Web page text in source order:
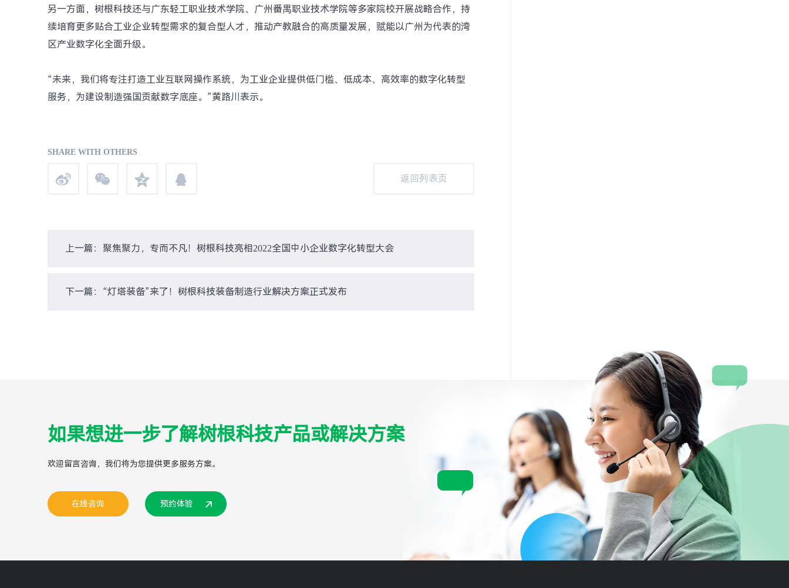
另一方面，树根科技还与广东轻工职业技术学院、广州番禺职业技术学院等多家院校开展战略合作，持
续培育更多贴合工业企业转型需求的复合型人才，推动产教融合的高质量发展，赋能以广州为代表的湾
区产业数字化全面升级。
“未来，我们将专注打造工业互联网操作系统，为工业企业提供低门槛、低成本、高效率的数字化转型
服务，为建设制造强国贡献数字底座。”黄路川表示。
SHARE WITH OTHERS
返回列表页
上一篇：聚焦聚力，专而不凡！树根科技亮相2022全国中小企业数字化转型大会
下一篇：“灯塔装备”来了！树根科技装备制造行业解决方案正式发布
如果想进一步了解树根科技产品或解决方案
欢迎留言咨询，我们将为您提供更多服务方案。
在线咨询 预约体验